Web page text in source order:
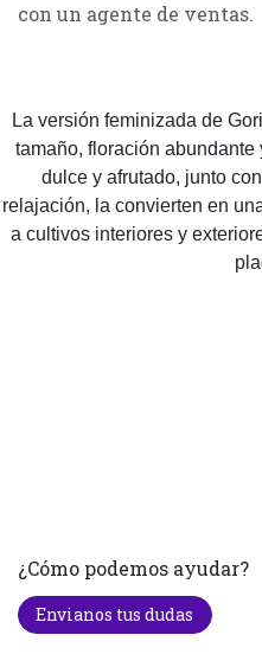
con un agente de ventas.
La versión feminizada de
tamaño, floración
dulce y afrutado, junto
relajación, la convierten en
a cultivos interiores y
¿Cómo podemos ayudar?
Envianos tus dudas